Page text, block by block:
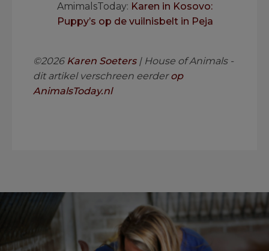
AmimalsToday: Karen in Kosovo:
Puppy’s op de vuilnisbelt in Peja
©2026 Karen Soeters| House of Animals -
dit artikel verschreen eerderop
AnimalsToday.nl